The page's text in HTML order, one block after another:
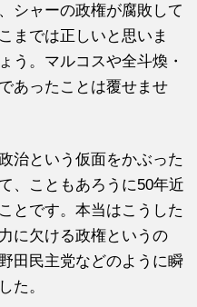
シャーの政権が腐敗して
までは正しいと思いま
う。マルコスや全斗煥・
あったことは覆せませ
治という仮面をかぶった
、こともあろうに50年近
とです。本当はこうした
に欠ける政権というの
田民主党などのように瞬
た。